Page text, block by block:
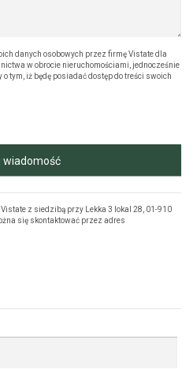
danych osobowych przez firmę Vistate dla
w obrocie nieruchomościami, jednocześnie
tym, iż będę posiadać dostęp do treści swoich
wiadomość
z siedzibą przy Lekka 3 lokal 28, 01-910
się skontaktować przez adres